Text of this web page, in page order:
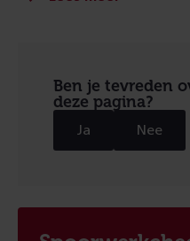
Ben je tevreden
deze pagina?
Ja Nee